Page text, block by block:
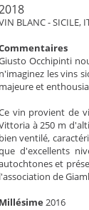
BLANC - SICILE,
Occhipinti
n'imaginez les vins
majeure et
vin provient de
à 250 m
bien ventilé,
d'excellents
et
l'association de
Millésime 2016